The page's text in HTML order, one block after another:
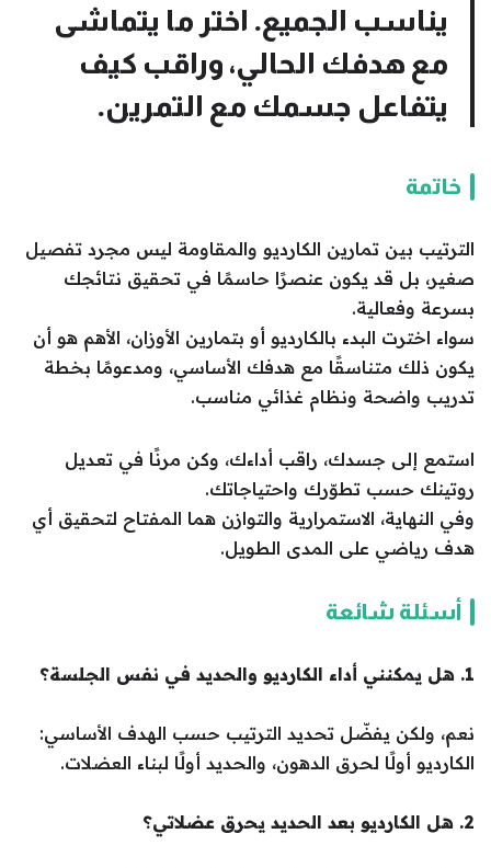
يناسب الجميع. اختر ما يتماشى
مع هدفك الحالي، وراقب كيف
يتفاعل جسمك مع التمرين.
خاتمة
الترتيب بين تمارين الكارديو والمقاومة ليس مجرد تفصيل
صغير، بل قد يكون عنصرًا حاسمًا في تحقيق نتائجك
بسرعة وفعالية.
سواء اخترت البدء بالكارديو أو بتمارين الأوزان، الأهم هو أن
يكون ذلك متناسقًا مع هدفك الأساسي، ومدعومًا بخطة
تدريب واضحة ونظام غذائي مناسب.
استمع إلى جسدك، راقب أداءك، وكن مرنًا في تعديل
روتينك حسب تطوّرك واحتياجاتك.
وفي النهاية، الاستمرارية والتوازن هما المفتاح لتحقيق أي
هدف رياضي على المدى الطويل.
أسئلة شائعة
1. هل يمكنني أداء الكارديو والحديد في نفس الجلسة؟
نعم، ولكن يفضّل تحديد الترتيب حسب الهدف الأساسي:
الكارديو أولًا لحرق الدهون، والحديد أولًا لبناء العضلات.
2. هل الكارديو بعد الحديد يحرق عضلاتي؟